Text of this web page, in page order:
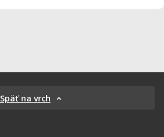
Späť na vrch